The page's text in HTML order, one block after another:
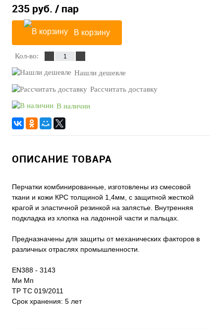
235 руб. / пар
В корзину
Кол-во:
Нашли дешевле
Рассчитать доставку
В наличии
ОПИСАНИЕ ТОВАРА
Перчатки комбинированные, изготовлены из смесовой
ткани и кожи КРС толщиной 1,4мм, с защитной жесткой
крагой и эластичной резинкой на запястье. Внутренняя
подкладка из хлопка на ладонной части и пальцах.
Предназначены для защиты от механических факторов в
различных отраслях промышленности.
EN388 - 3143
Ми Мп
ТР ТС 019/2011
Срок хранения: 5 лет